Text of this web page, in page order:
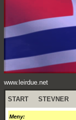
www.leirdue.net
START STEVNER
Meny: